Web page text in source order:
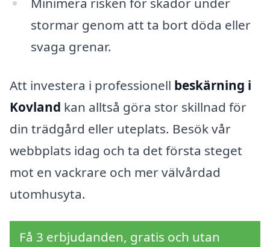
stormar genom att ta bort döda eller
svaga grenar.
Att investera i professionell beskärning i
Kovland kan alltså göra stor skillnad för
din trädgård eller uteplats. Besök vår
webbplats idag och ta det första steget
mot en vackrare och mer välvårdad
utomhusyta.
Få 3 erbjudanden, gratis och utan